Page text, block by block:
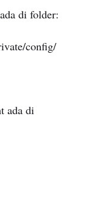
di folder:
config/
ada di